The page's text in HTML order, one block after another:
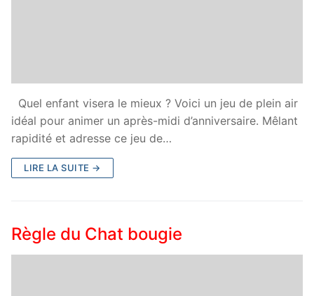
Quel enfant visera le mieux ? Voici un jeu de plein air
idéal pour animer un après-midi d’anniversaire. Mêlant
rapidité et adresse ce jeu de…
LIRE LA SUITE →
Règle du Chat bougie